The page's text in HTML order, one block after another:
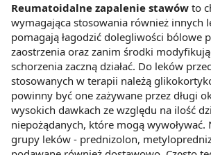
Reumatoidalne zapalenie stawów to
wymagająca stosowania również innych
pomagają łagodzić dolegliwości bólowe
zaostrzenia oraz zanim środki
schorzenia zaczną działać. Do leków
stosowanych w terapii należą
powinny być one zażywane przez długi
wysokich dawkach ze względu na ilość
niepożądanych, które mogą wywoływać.
grupy leków - prednizolon,